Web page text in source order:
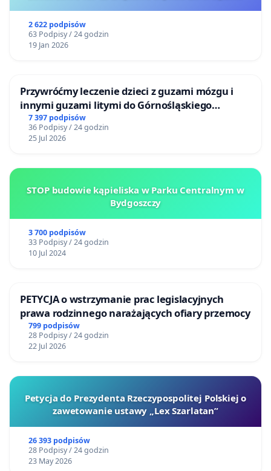
2 622 podpisów
63 Podpisy / 24 godzin
19 Jan 2026
Przywróćmy leczenie dzieci z guzami mózgu i
innymi guzami litymi do Górnośląskiego
Centrum Zdrowia Dziecka w Katowicach
7 397 podpisów
36 Podpisy / 24 godzin
25 Jul 2026
STOP budowie kąpieliska w Parku Centralnym w
Bydgoszczy
3 700 podpisów
33 Podpisy / 24 godzin
10 Jul 2024
PETYCJA o wstrzymanie prac legislacyjnych
prawa rodzinnego narażających ofiary przemocy
799 podpisów
28 Podpisy / 24 godzin
22 Jul 2026
Petycja do Prezydenta Rzeczypospolitej Polskiej o
zawetowanie ustawy „Lex Szarlatan”
26 393 podpisów
28 Podpisy / 24 godzin
23 May 2026